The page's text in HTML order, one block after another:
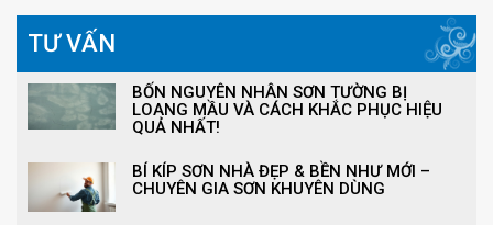
TƯ VẤN
BỐN NGUYÊN NHÂN SƠN TƯỜNG BỊ
LOANG MẦU VÀ CÁCH KHẮC PHỤC HIỆU
QUẢ NHẤT!
BÍ KÍP SƠN NHÀ ĐẸP & BỀN NHƯ MỚI –
CHUYÊN GIA SƠN KHUYÊN DÙNG